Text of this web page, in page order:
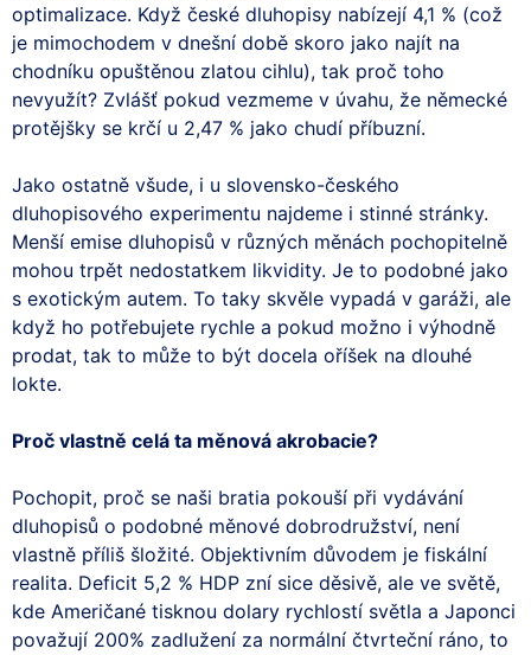
optimalizace. Když české dluhopisy nabízejí 4,1 % (což
je mimochodem v dnešní době skoro jako najít na
chodníku opuštěnou zlatou cihlu), tak proč toho
nevyužít? Zvlášť pokud vezmeme v úvahu, že německé
protějšky se krčí u 2,47 % jako chudí příbuzní.
Jako ostatně všude, i u slovensko-českého
dluhopisového experimentu najdeme i stinné stránky.
Menší emise dluhopisů v různých měnách pochopitelně
mohou trpět nedostatkem likvidity. Je to podobné jako
s exotickým autem. To taky skvěle vypadá v garáži, ale
když ho potřebujete rychle a pokud možno i výhodně
prodat, tak to může to být docela oříšek na dlouhé
lokte.
Proč vlastně celá ta měnová akrobacie?
Pochopit, proč se naši bratia pokouší při vydávání
dluhopisů o podobné měnové dobrodružství, není
vlastně příliš šložité. Objektivním důvodem je fiskální
realita. Deficit 5,2 % HDP zní sice děsivě, ale ve světě,
kde Američané tisknou dolary rychlostí světla a Japonci
považují 200% zadlužení za normální čtvrteční ráno, to